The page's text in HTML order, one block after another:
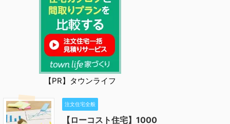
【PR】タウンライフ
注文住宅全般
【ローコスト住宅】1000